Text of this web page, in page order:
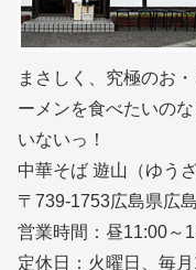
まさしく、究極のお
ーメンを食べたいの
いないっ！
中華そば 遊山（ゆうざ
〒739-1753広島県広
営業時間：昼11:00～
定休日：火曜日、毎月